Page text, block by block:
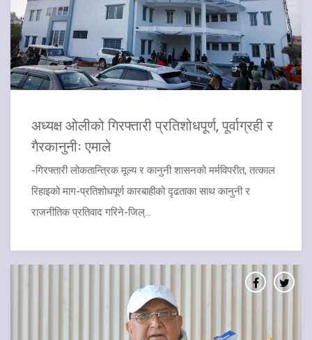
अध्यक्ष ओलीको गिरफ्तारी प्रतिशोधपूर्ण, पूर्वाग्रही र
गैरकानुनीः एमाले
-गिरफ्तारी लोकतान्त्रिक मूल्य र कानुनी शासनको मर्मविपरीत, तत्काल
रिहाइको माग-प्रतिशोधपूर्ण कारबाहीको दृढताका साथ कानुनी र
राजनीतिक प्रतिवाद गरिने-जिल्...